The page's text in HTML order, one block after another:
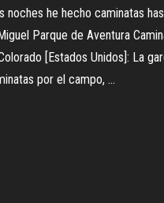
noches he hecho caminatas
Parque de Aventura
[Estados Unidos]: La
por el campo, ...